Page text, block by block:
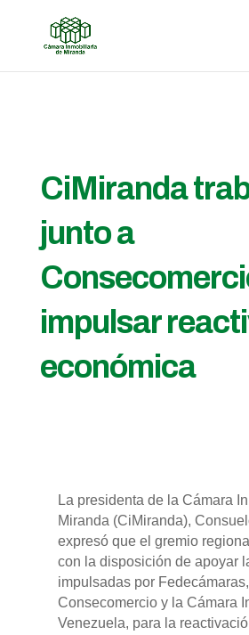
CiMiranda
junto a
impulsar
económica
La presidenta de la Cámara
Miranda (CiMiranda),
expresó que el gremio
con la disposición de apoyar
impulsadas por Fedecámaras,
Consecomercio y la Cámara
Venezuela, para la